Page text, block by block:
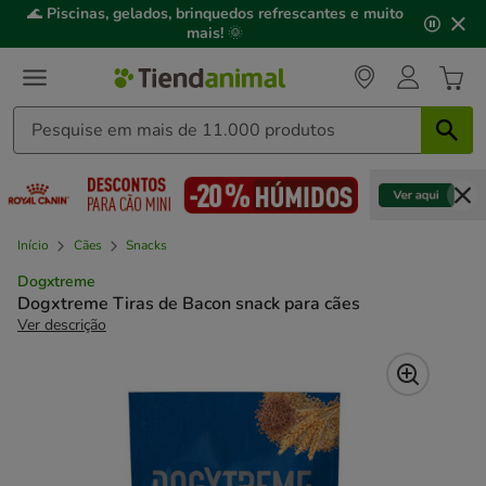
3,
mensagem,
🌊 Piscinas, gelados, brinquedos refrescantes e muito
mais! 🌞
Início Cães Snacks
Dogxtreme
Dogxtreme Tiras de Bacon snack para cães
Ver descrição